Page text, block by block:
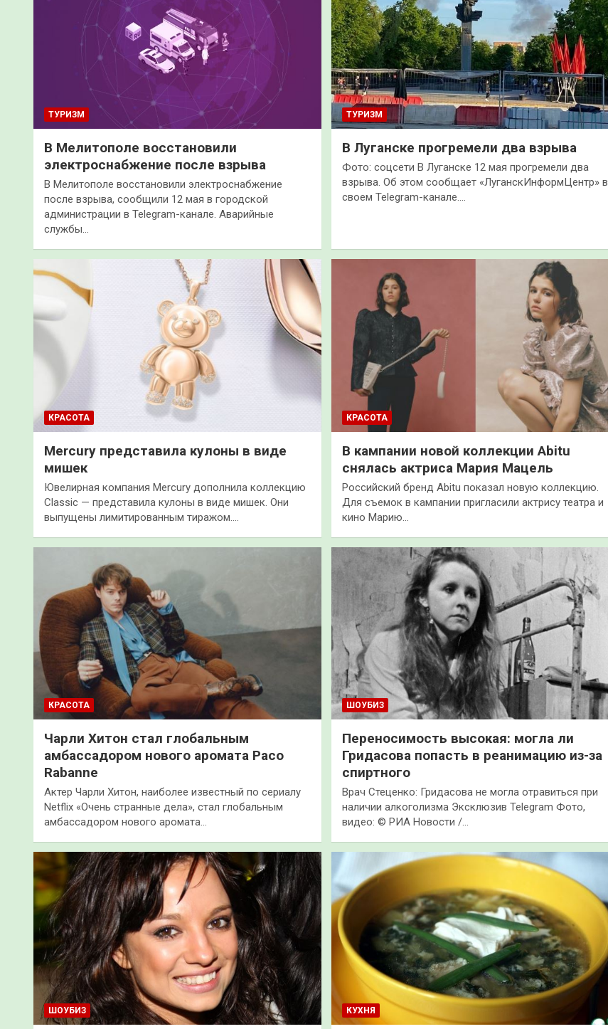
ТУРИЗМ
В Мелитополе восстановили
электроснабжение после взрыва
В Мелитополе восстановили электроснабжение
после взрыва, сообщили 12 мая в городской
администрации в Telegram-канале. Аварийные
службы…
ТУРИЗМ
В Луганске прогремели два взрыва
Фото: соцсети В Луганске 12 мая прогремели два
взрыва. Об этом сообщает «ЛуганскИнформЦентр» в
своем Telegram-канале.…
КРАСОТА
Mercury представила кулоны в виде
мишек
Ювелирная компания Mercury дополнила коллекцию
Classic — представила кулоны в виде мишек. Они
выпущены лимитированным тиражом.…
КРАСОТА
В кампании новой коллекции Abitu
снялась актриса Мария Мацель
Российский бренд Abitu показал новую коллекцию.
Для съемок в кампании пригласили актрису театра и
кино Марию…
КРАСОТА
Чарли Хитон стал глобальным
амбассадором нового аромата Paco
Rabanne
Актер Чарли Хитон, наиболее известный по сериалу
Netflix «Очень странные дела», стал глобальным
амбассадором нового аромата…
ШОУБИЗ
Переносимость высокая: могла ли
Гридасова попасть в реанимацию из-за
спиртного
Врач Стеценко: Гридасова не могла отравиться при
наличии алкоголизма Эксклюзив Telegram Фото,
видео: © РИА Новости /…
ШОУБИЗ КУХНЯ